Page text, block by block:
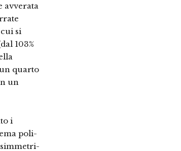
avverata
si
103%
quarto
un
i
poli-